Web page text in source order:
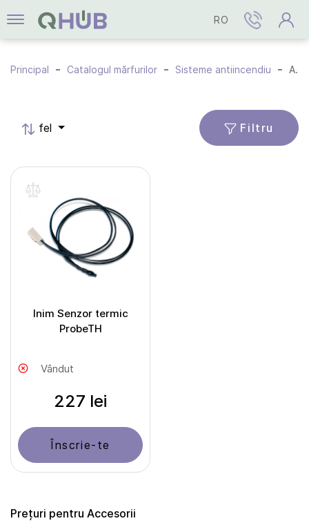
RO
Principal Catalogul mărfurilor Sisteme antiincendiu Accesorii
fel Filtru
Inim Senzor termic
ProbeTH
Vândut
227 lei
Înscrie-te
Prețuri pentru Accesorii